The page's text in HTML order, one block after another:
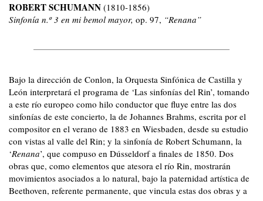
ROBERT SCHUMANN (1810-1856)
Sinfonía n.º 3 en mi bemol mayor, op. 97, “Renana”
Bajo la dirección de Conlon, la Orquesta Sinfónica de Castilla y
León interpretará el programa de ‘Las sinfonías del Rin’, tomando
a este río europeo como hilo conductor que fluye entre las dos
sinfonías de este concierto, la de Johannes Brahms, escrita por el
compositor en el verano de 1883 en Wiesbaden, desde su estudio
con vistas al valle del Rin; y la sinfonía de Robert Schumann, la
‘Renana’, que compuso en Dússeldorf a finales de 1850. Dos
obras que, como elementos que atesora el río Rin, mostrarán
movimientos asociados a lo natural, bajo la paternidad artística de
Beethoven, referente permanente, que vincula estas dos obras y a